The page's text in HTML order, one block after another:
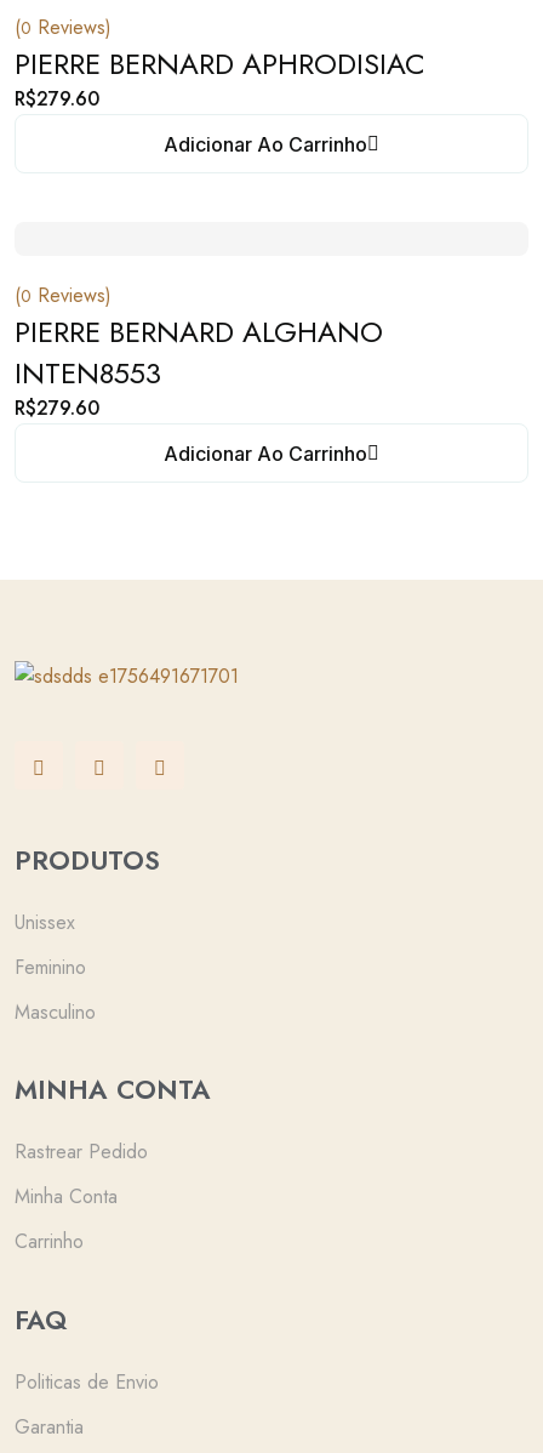
(0 Reviews)
PIERRE BERNARD APHRODISIAC
R$279.60
Adicionar Ao Carrinho
(0 Reviews)
PIERRE BERNARD ALGHANO
INTEN8553
R$279.60
Adicionar Ao Carrinho
PRODUTOS
Unissex
Feminino
Masculino
MINHA CONTA
Rastrear Pedido
Minha Conta
Carrinho
FAQ
Politicas de Envio
Garantia